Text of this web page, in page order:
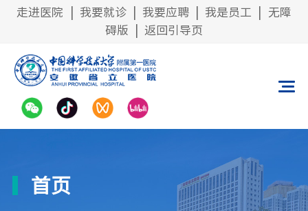
走进医院 我要就诊 我要应聘 我是员工
无障
碍版
返回引导页
首页